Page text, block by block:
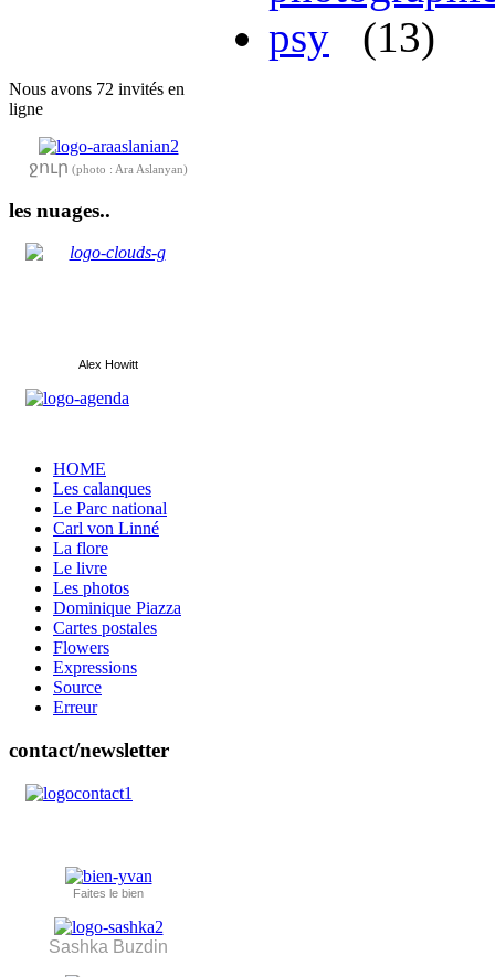
psy
(13)
Nous avons 72 invités en
ligne
ջուր (photo : Ara Aslanyan)
les nuages..
Alex Howitt
HOME
Les calanques
Le Parc national
Carl von Linné
La flore
Le livre
Les photos
Dominique Piazza
Cartes postales
Flowers
Expressions
Source
Erreur
contact/newsletter
Faites le bien
Sashka Buzdin